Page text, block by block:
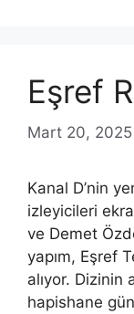
Eşref
Mart 20, 2025
Kanal D’nin
izleyicileri
ve Demet
yapım, Eşref
alıyor. Dizinin
hapishane